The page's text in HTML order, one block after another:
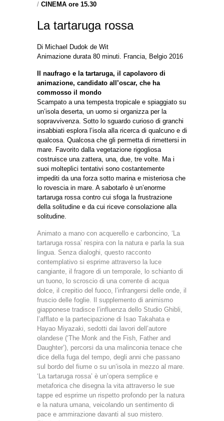
/ CINEMA ore 15.30
La tartaruga rossa
Di Michael Dudok de Wit
Animazione durata 80 minuti. Francia, Belgio 2016
Il naufrago e la tartaruga, il capolavoro di
animazione, candidato all’oscar, che ha
commosso il mondo
Scampato a una tempesta tropicale e spiaggiato su
un’isola deserta, un uomo si organizza per la
sopravvivenza. Sotto lo sguardo curioso di granchi
insabbiati esplora l’isola alla ricerca di qualcuno e di
qualcosa. Qualcosa che gli permetta di rimettersi in
mare. Favorito dalla vegetazione rigogliosa
costruisce una zattera, una, due, tre volte. Ma i
suoi molteplici tentativi sono costantemente
impediti da una forza sotto marina e misteriosa che
lo rovescia in mare. A sabotarlo è un’enorme
tartaruga rossa contro cui sfoga la frustrazione
della solitudine e da cui riceve consolazione alla
solitudine.
Animato a mano con acquerello e carboncino, ‘La
tartaruga rossa’ respira con la natura e parla la sua
lingua. Senza dialoghi, questo racconto
contemplativo si esprime attraverso la luce
cangiante, il fragore di un temporale, lo schianto di
un tuono, lo scroscio di una corrente di acqua
dolce, il crepitio del fuoco, l’infrangersi delle onde, il
fruscio delle foglie. Il supplemento di animismo
giapponese tradisce l’influenza dello Studio Ghibli,
l’afflato e la partecipazione di Isao Takahata e
Hayao Miyazaki, sedotti dai lavori dell’autore
olandese (‘The Monk and the Fish, Father and
Daughter’), percorsi da una malinconia tenace che
dice della fuga del tempo, degli anni che passano
sul bordo del fiume o su un’isola in mezzo al mare.
‘La tartaruga rossa’ è un’opera semplice e
metaforica che disegna la vita attraverso le sue
tappe ed esprime un rispetto profondo per la natura
e la natura umana, veicolando un sentimento di
pace e ammirazione davanti al suo mistero.